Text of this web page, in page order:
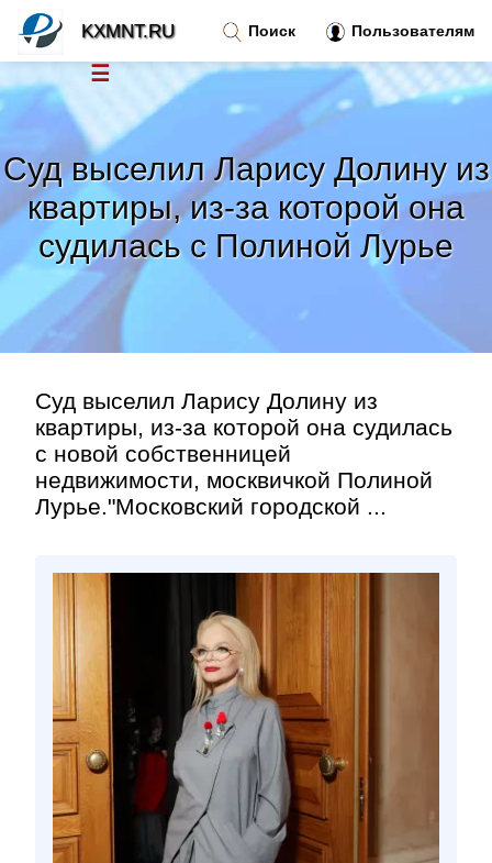
Суд выселил Ларису Долину из
квартиры, из-за которой она
судилась с Полиной Лурье
Суд выселил Ларису Долину из
квартиры, из-за которой она судилась
с новой собственницей
недвижимости, москвичкой Полиной
Лурье."Московский городской ...
Поиск Пользователям
KXMNT.RU
☰
Новости
Тренды новостей »
Рубрики »
Правила »